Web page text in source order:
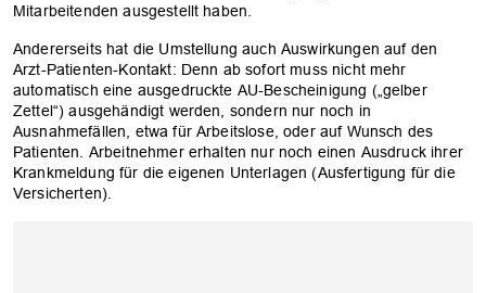
Mitarbeitenden ausgestellt haben.
Andererseits hat die Umstellung auch Auswirkungen auf den
Arzt-Patienten-Kontakt: Denn ab sofort muss nicht mehr
automatisch eine ausgedruckte AU-Bescheinigung („gelber
Zettel“) ausgehändigt werden, sondern nur noch in
Ausnahmefällen, etwa für Arbeitslose, oder auf Wunsch des
Patienten. Arbeitnehmer erhalten nur noch einen Ausdruck ihrer
Krankmeldung für die eigenen Unterlagen (Ausfertigung für die
Versicherten).